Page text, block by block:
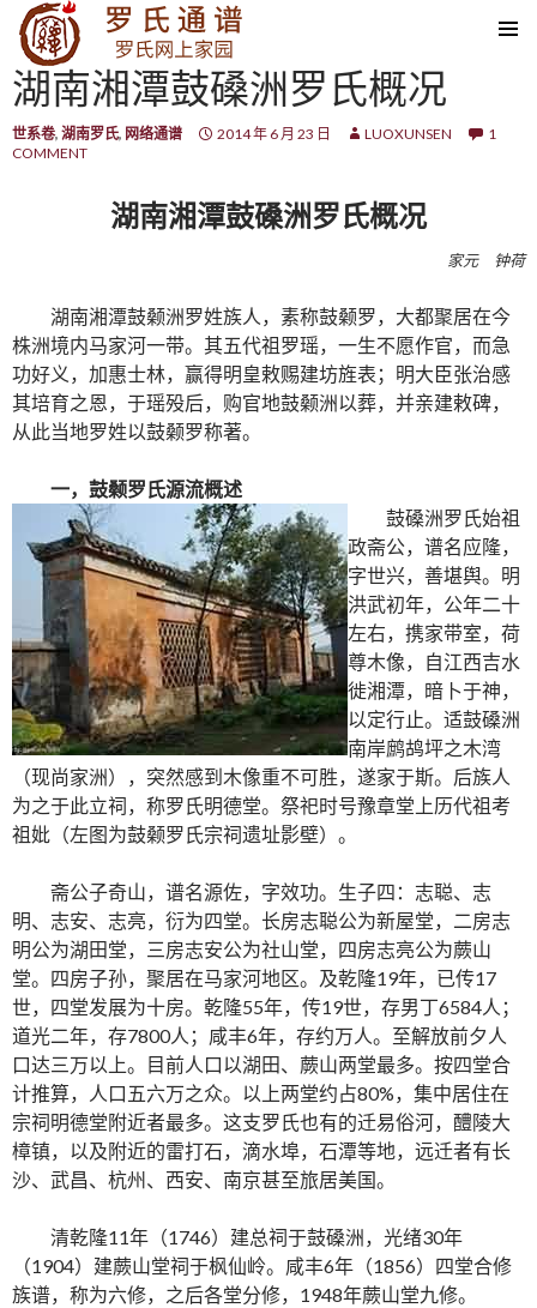
SKIP TO CONTENT
湖南湘潭鼓磉洲罗氏概况
世系卷, 湖南罗氏, 网络通谱 2014 年 6 月 23 日 LUOXUNSEN
1
COMMENT
湖南湘潭鼓磉洲罗氏概况
家元 钟荷
湖南湘潭鼓颡洲罗姓族人，素称鼓颡罗，大都聚居在今
株洲境内马家河一带。其五代祖罗瑶，一生不愿作官，而急
功好义，加惠士林，赢得明皇敕赐建坊旌表；明大臣张治感
其培育之恩，于瑶殁后，购官地鼓颡洲以葬，并亲建敕碑，
从此当地罗姓以鼓颡罗称著。
一，鼓颡罗氏源流概述
鼓磉洲罗氏始祖
政斋公，谱名应隆，
字世兴，善堪舆。明
洪武初年，公年二十
左右，携家带室，荷
尊木像，自江西吉水
徙湘潭，暗卜于神，
以定行止。适鼓磉洲
南岸鹧鸪坪之木湾
（现尚家洲），突然感到木像重不可胜，遂家于斯。后族人
为之于此立祠，称罗氏明德堂。祭祀时号豫章堂上历代祖考
祖妣（左图为鼓颡罗氏宗祠遗址影壁）。
斋公子奇山，谱名源佐，字效功。生子四：志聪、志
明、志安、志亮，衍为四堂。长房志聪公为新屋堂，二房志
明公为湖田堂，三房志安公为社山堂，四房志亮公为蕨山
堂。四房子孙，聚居在马家河地区。及乾隆19年，已传17
世，四堂发展为十房。乾隆55年，传19世，存男丁6584人；
道光二年，存7800人；咸丰6年，存约万人。至解放前夕人
口达三万以上。目前人口以湖田、蕨山两堂最多。按四堂合
计推算，人口五六万之众。以上两堂约占80%，集中居住在
宗祠明德堂附近者最多。这支罗氏也有的迁易俗河，醴陵大
樟镇，以及附近的雷打石，滴水埠，石潭等地，远迁者有长
沙、武昌、杭州、西安、南京甚至旅居美国。
清乾隆11年（1746）建总祠于鼓磉洲，光绪30年
（1904）建蕨山堂祠于枫仙岭。咸丰6年（1856）四堂合修
族谱，称为六修，之后各堂分修，1948年蕨山堂九修。